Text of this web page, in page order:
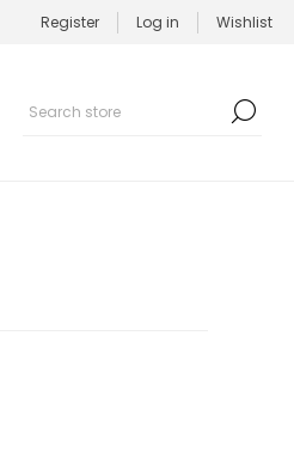
Register Log in Wishlist